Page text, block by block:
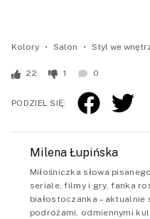
Kolory Salon Styl we
22 1 0
PODZIEL SIĘ:
Milena Łupińska
Miłośniczka słowa
seriale, filmy i gry, fanka
białostoczanka –
podróżami, odmiennymi